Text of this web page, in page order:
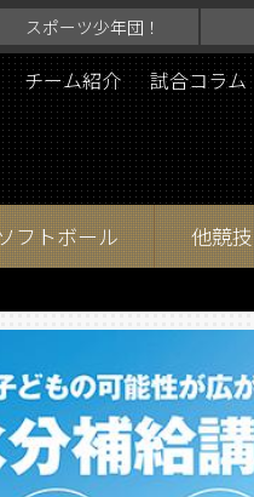
スポーツ少年団！
チーム紹介 試合コラム
フトボール 他競技